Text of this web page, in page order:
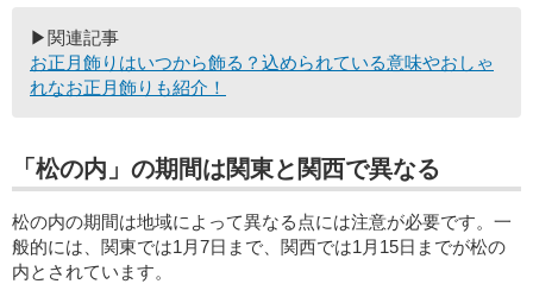
▶関連記事
お正月飾りはいつから飾る？込められている意味やおしゃ
れなお正月飾りも紹介！
「松の内」の期間は関東と関西で異なる
松の内の期間は地域によって異なる点には注意が必要です。一
般的には、関東では1月7日まで、関西では1月15日までが松の
内とされています。